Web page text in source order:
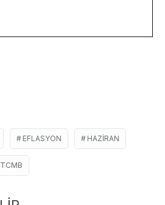
EFLASYON HAZIRAN
TCMB